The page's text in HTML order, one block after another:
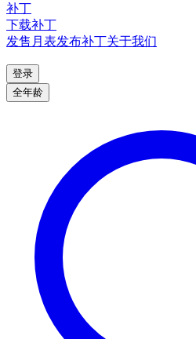
补丁
下载补丁
发售月表发布补丁关于我们
登录
全年龄